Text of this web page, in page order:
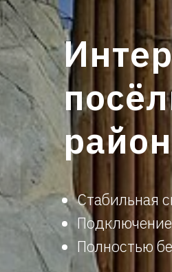
Стабильная
Подключени
Полностью